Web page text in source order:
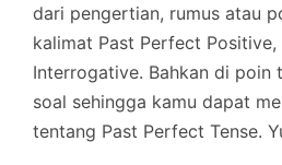
dari pengertian, rumus atau
kalimat Past Perfect Positive,
Interrogative. Bahkan di poin
soal sehingga kamu dapat
tentang Past Perfect Tense.